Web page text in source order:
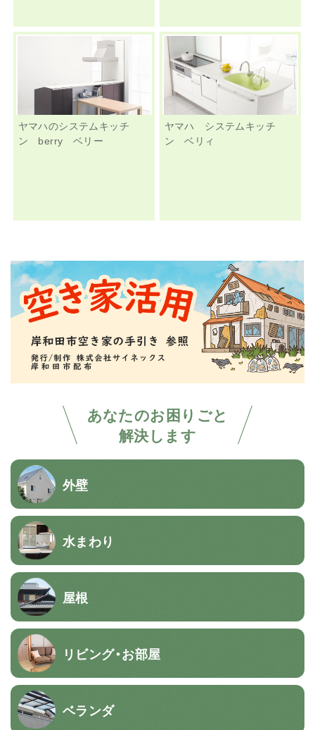
あなたのお困りごと
解決します
外壁
水まわり
屋根
リビング・お部屋
ベランダ
ヤマハのシステムキッチ
ン berry ベリー
ヤマハ システムキッチ
ン ベリィ